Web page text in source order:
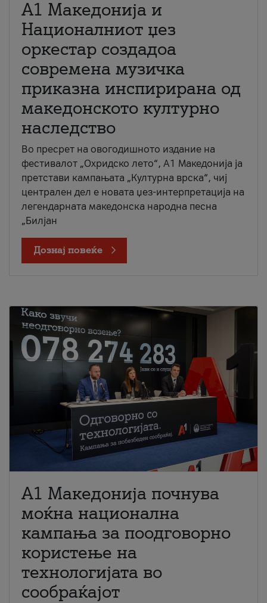
А1 Македонија и
Националниот џез
оркестар создадоа
современа музичка
приказна инспирирана од
македонското културно
наследство
Во пресрет на овогодишното издание на
фестивалот „Охридско лето“, А1 Македонија ја
претстави кампањата „Културна врска“, чиј
централен дел е новата џез-интерпретација на
легендарната македонска народна песна
„Билјан
Дознај повеќе
A1 Македонија почнува
моќна национална
кампања за поодговорно
користење на
технологијата во
сообраќајот